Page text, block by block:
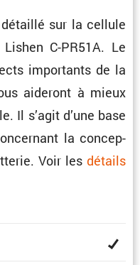
sur la cellule
C-PR51A. Le
impor­tants de la
aideront à mieux
Il s’agit d’une base
la concep­
Voir les détails